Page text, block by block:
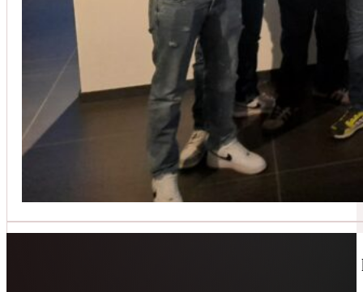
🔧 Geräte-Retter-Prämie – Weil
Jetzt kontaktieren